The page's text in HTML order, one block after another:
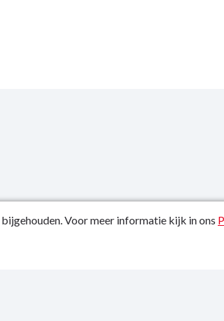
Voor meer informatie kijk in ons